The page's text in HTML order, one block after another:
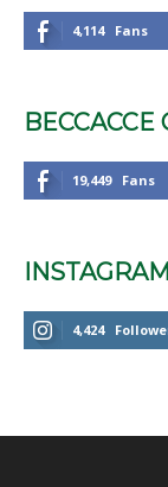
4,114 Fans
BECCACCE
19,449 Fans
INSTAGRAM
4,424